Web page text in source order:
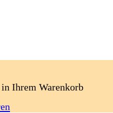
Ihrem Warenkorb